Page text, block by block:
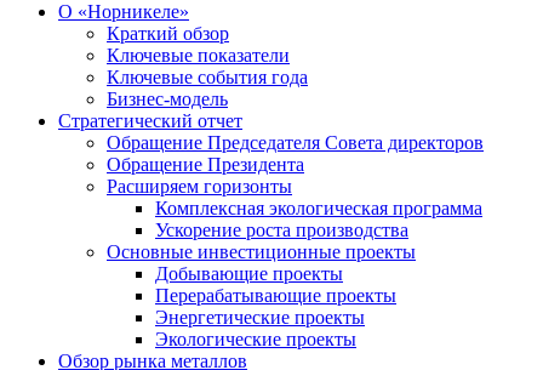
О «Норникеле»
Краткий обзор
Ключевые показатели
Ключевые события года
Бизнес-модель
Стратегический отчет
Обращение Председателя Совета директоров
Обращение Президента
Расширяем горизонты
Комплексная экологическая программа
Ускорение роста производства
Основные инвестиционные проекты
Добывающие проекты
Перерабатывающие проекты
Энергетические проекты
Экологические проекты
Обзор рынка металлов